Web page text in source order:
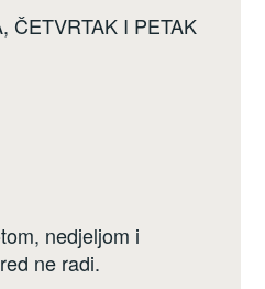
ČETVRTAK I PETAK
nedjeljom i
ne radi.